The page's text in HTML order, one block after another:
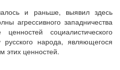
и раньше, выявил здесь
агрессивного западничества
социалистического
народа, являющегося
этих ценностей.